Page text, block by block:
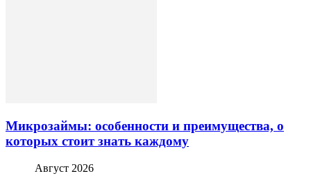
Микрозаймы: особенности и преимущества, о
которых стоит знать каждому
Август 2026